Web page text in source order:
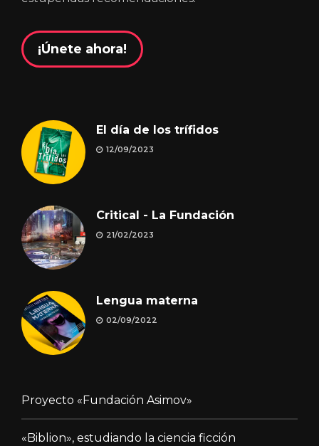
¡Únete ahora!
El día de los trífidos
12/09/2023
Critical - La Fundación
21/02/2023
Lengua materna
02/09/2022
Proyecto «Fundación Asimov»
«Biblion», estudiando la ciencia ficción